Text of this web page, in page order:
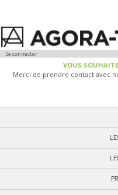
Se connecter
VOUS
Merci de prendre contact avec